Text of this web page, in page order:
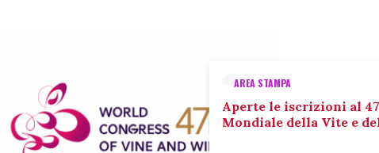
AREA STAMPA
Aperte le iscrizioni al
Mondiale della Vite e